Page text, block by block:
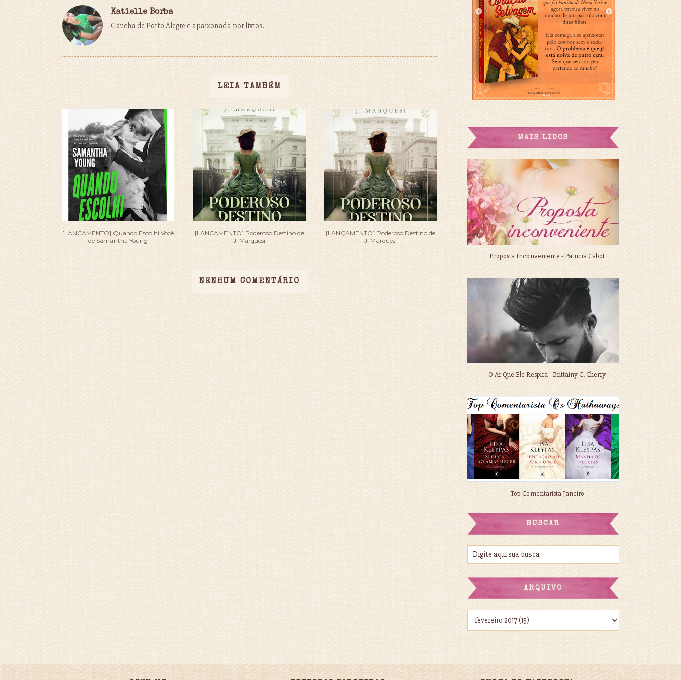
Katielle Borba
Gáucha de Porto Alegre e apaixonada por livros.
LEIA TAMBÉM
[LANÇAMENTO] Quando Escolhi Você
de Samantha Young
[LANÇAMENTO] Poderoso Destino de
J. Marquesi
[LANÇAMENTO] Poderoso Destino de
J. Marquesi
NENHUM COMENTÁRIO
MAIS LIDOS
Proposta Inconveniente - Patricia Cabot
O Ar Que Ele Respira - Brittainy C. Cherry
Top Comentarista Janeiro
BUSCAR
ARQUIVO